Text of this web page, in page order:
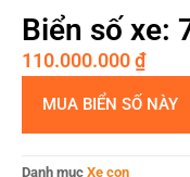
Biển số xe:
110.000.000₫
MUA BIỂN SỐ NÀY
Danh mục Xe con